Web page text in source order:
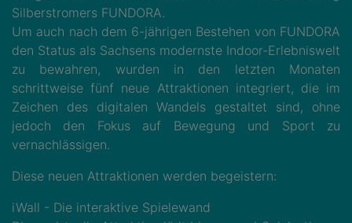
Silberstromers FUNDORA.
Um auch nach dem 6-jährigen Bestehen von FUNDORA
den Status als Sachsens modernste Indoor-Erlebniswelt
zu bewahren, wurden in den letzten Monaten
schrittweise fünf neue Attraktionen integriert, die im
Zeichen des digitalen Wandels gestaltet sind, ohne
jedoch den Fokus auf Bewegung und Sport zu
vernachlässigen.
Diese neuen Attraktionen werden begeistern:
iWall - Die interaktive Spielewand